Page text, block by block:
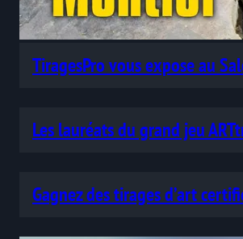
TiragesPro vous expose au
Les lauréats du grand jeu
Gagnez des tirages d’art